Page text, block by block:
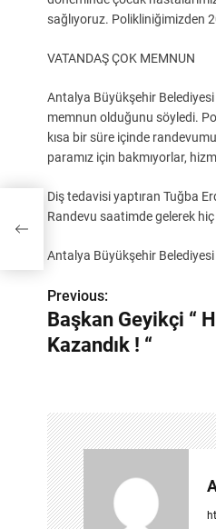
sağlıyoruz. Polikliniğimizden
VATANDAŞ ÇOK MEMNUN
Antalya Büyükşehir Belediyesi
memnun olduğunu söyledi.
kısa bir süre içinde
paramız için bakmıyorlar,
Diş tedavisi yaptıran Tuğba
Randevu saatimde gelerek
Antalya Büyükşehir
Y
a
g
e
z
Previous:
Başkan Geyikçi “
Kazandık ! “